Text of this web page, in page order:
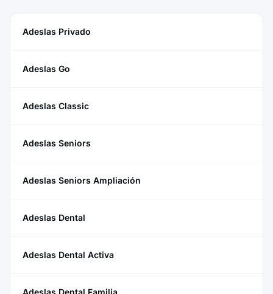
Adeslas Privado
Adeslas Go
Adeslas Classic
Adeslas Seniors
Adeslas Seniors Ampliación
Adeslas Dental
Adeslas Dental Activa
Adeslas Dental Familia